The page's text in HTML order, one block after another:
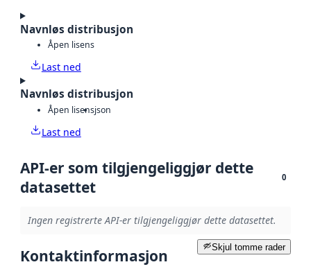
Navnløs distribusjon
Åpen lisens
Last ned
Navnløs distribusjon
Åpen lisensjson
Last ned
API-er som tilgjengeliggjør dette
datasettet
0
Ingen registrerte API-er tilgjengeliggjør dette datasettet.
Skjul tomme rader
Kontaktinformasjon